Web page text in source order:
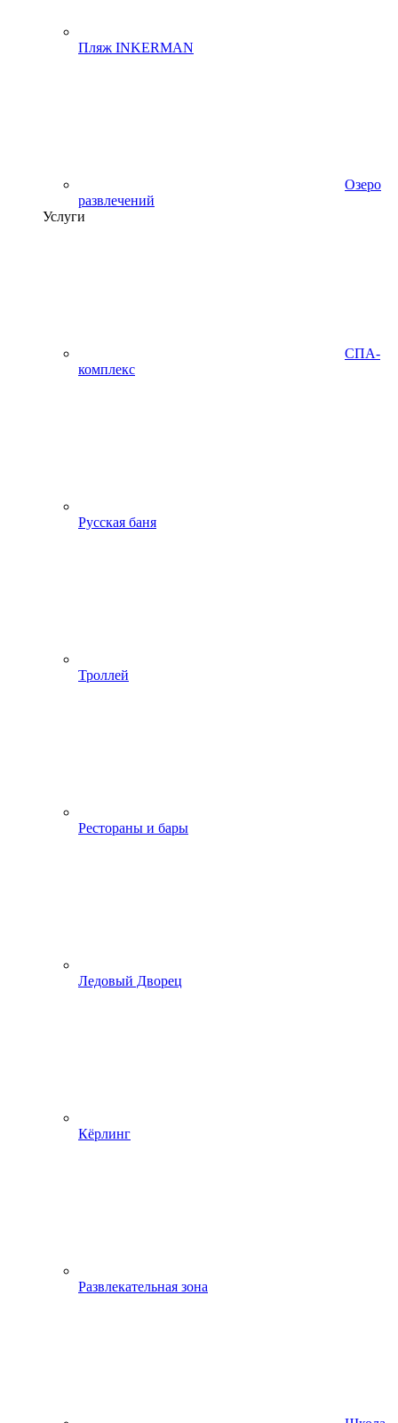
Пляж INKERMAN
Озеро
развлечений
Услуги
СПА-
комплекс
Русская баня
Троллей
Рестораны и бары
Ледовый Дворец
Кёрлинг
Развлекательная зона